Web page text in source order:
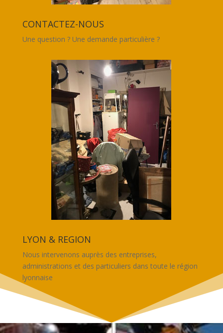
CONTACTEZ-NOUS
Une question ? Une demande particulière ?
LYON & REGION
Nous intervenons auprès des entreprises,
administrations et des particuliers dans toute le région
lyonnaise